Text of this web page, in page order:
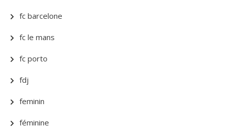
fc barcelone
fc le mans
fc porto
fdj
feminin
féminine